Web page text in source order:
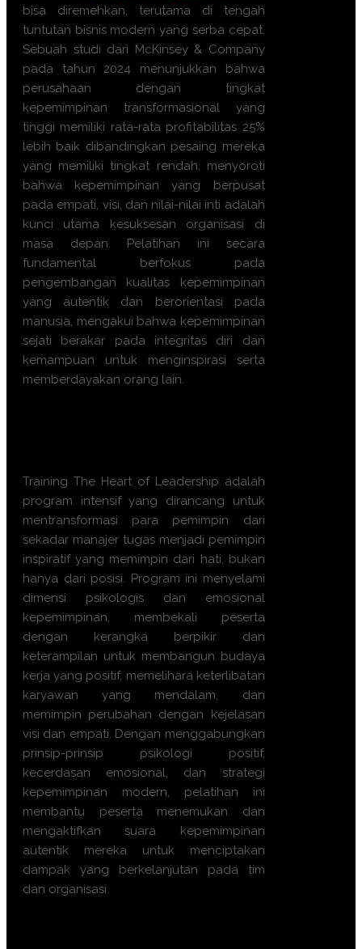
bisa diremehkan, terutama di tengah
tuntutan bisnis modern yang serba cepat.
Sebuah studi dari McKinsey & Company
pada tahun 2024 menunjukkan bahwa
perusahaan dengan tingkat
kepemimpinan transformasional yang
tinggi memiliki rata-rata profitabilitas 25%
lebih baik dibandingkan pesaing mereka
yang memiliki tingkat rendah, menyoroti
bahwa kepemimpinan yang berpusat
pada empati, visi, dan nilai-nilai inti adalah
kunci utama kesuksesan organisasi di
masa depan. Pelatihan ini secara
fundamental berfokus pada
pengembangan kualitas kepemimpinan
yang autentik dan berorientasi pada
manusia, mengakui bahwa kepemimpinan
sejati berakar pada integritas diri dan
kemampuan untuk menginspirasi serta
memberdayakan orang lain.
Training The Heart of Leadership adalah
program intensif yang dirancang untuk
mentransformasi para pemimpin dari
sekadar manajer tugas menjadi pemimpin
inspiratif yang memimpin dari hati, bukan
hanya dari posisi. Program ini menyelami
dimensi psikologis dan emosional
kepemimpinan, membekali peserta
dengan kerangka berpikir dan
keterampilan untuk membangun budaya
kerja yang positif, memelihara keterlibatan
karyawan yang mendalam, dan
memimpin perubahan dengan kejelasan
visi dan empati. Dengan menggabungkan
prinsip-prinsip psikologi positif,
kecerdasan emosional, dan strategi
kepemimpinan modern, pelatihan ini
membantu peserta menemukan dan
mengaktifkan suara kepemimpinan
autentik mereka untuk menciptakan
dampak yang berkelanjutan pada tim
dan organisasi.